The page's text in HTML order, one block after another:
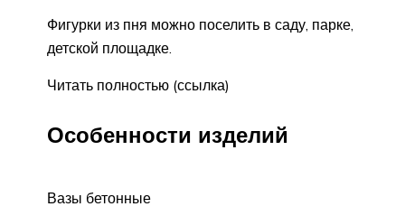
Фигурки из пня можно поселить в саду, парке,
детской площадке.
Читать полностью (ссылка)
Особенности изделий
Вазы бетонные